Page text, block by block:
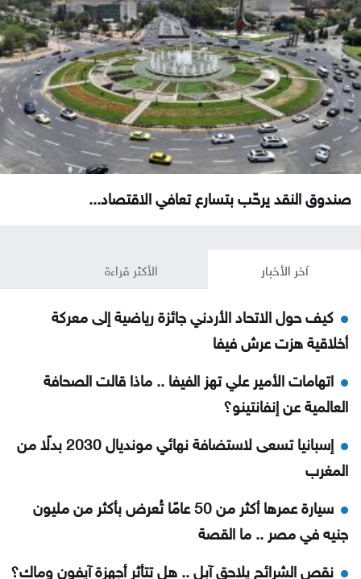
صندوق النقد يرحّب بتسارع تعافي الاقتصاد...
آخر الأخبار الأكثر قراءة
كيف حول الاتحاد الأردني جائزة رياضية إلى معركة
أخلاقية هزت عرش فيفا
اتهامات الأمير علي تهز الفيفا .. ماذا قالت الصحافة
العالمية عن إنفانتينو؟
إسبانيا تسعى لاستضافة نهائي مونديال 2030 بدلًا من
المغرب
سيارة عمرها أكثر من 50 عامًا تُعرض بأكثر من مليون
جنيه في مصر .. ما القصة
نقص الشرائح يلاحق آبل .. هل تتأثر أجهزة آيفون وماك؟